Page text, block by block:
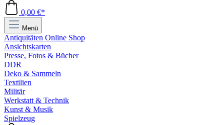
0,00 €*
Menü
Antiquitäten Online Shop
Ansichtskarten
Presse, Fotos & Bücher
DDR
Deko & Sammeln
Textilien
Militär
Werkstatt & Technik
Kunst & Musik
Spielzeug